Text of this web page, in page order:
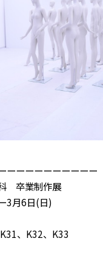
ーーーーーーーーーー
卒業制作展
3月6日(日)
、K32、K33